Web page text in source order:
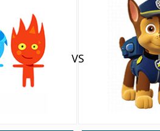
VS